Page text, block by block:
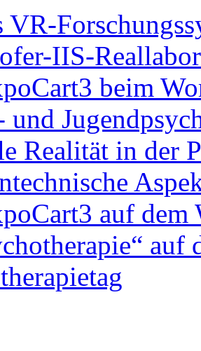
IIS-
beim
und
Realität in der
auf dem
auf